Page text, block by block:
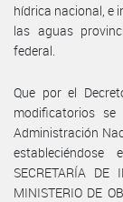
hídrica nacional, e
las aguas
federal.
Que por el
modificatorios
Administración
SECRETARÍA DE
MINISTERIO DE